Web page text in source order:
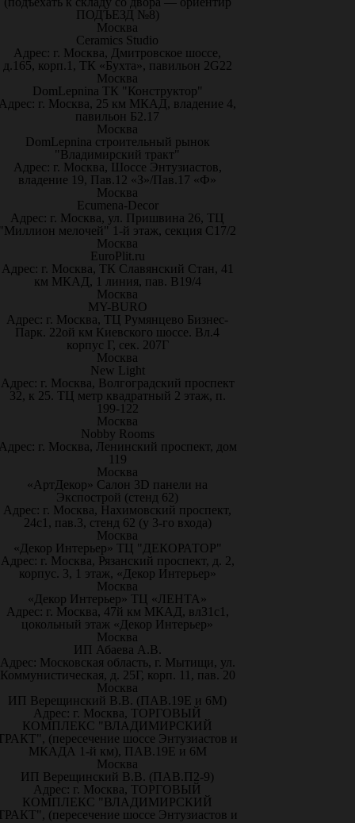
ПОДЪЕЗД №8)
Москва
Ceramics Studio
Адрес: г. Москва, Дмитровское шоссе,
д.165, корп.1, ТК «Бухта», павильон 2G22
Москва
DomLepnina ТК "Конструктор"
г. Москва, 25 км МКАД, владение 4,
павильон Б2.17
Москва
DomLepnina строительный рынок
"Владимирский тракт"
Адрес: г. Москва, Шоссе Энтузиастов,
владение 19, Пав.12 «З»/Пав.17 «Ф»
Москва
Ecumena-Decor
Адрес: г. Москва, ул. Пришвина 26, ТЦ
мелочей" 1-й этаж, секция С17/2
Москва
EuroPlit.ru
Адрес: г. Москва, ТК Славянский Стан, 41
км МКАД, 1 линия, пав. В19/4
Москва
MY-BURO
Адрес: г. Москва, ТЦ Румянцево Бизнес-
Парк. 22ой км Киевского шоссе. Вл.4
корпус Г, сек. 207Г
Москва
New Light
Адрес: г. Москва, Волгоградский проспект
32, к 25. ТЦ метр квадратный 2 этаж, п.
199-122
Москва
Nobby Rooms
г. Москва, Ленинский проспект, дом
119
Москва
«АртДекор» Салон 3D панели на
Экспострой (стенд 62)
Адрес: г. Москва, Нахимовский проспект,
24с1, пав.3, стенд 62 (у 3-го входа)
Москва
«Декор Интерьер» ТЦ "ДЕКОРАТОР"
Адрес: г. Москва, Рязанский проспект, д. 2,
корпус. 3, 1 этаж, «Декор Интерьер»
Москва
«Декор Интерьер» ТЦ «ЛЕНТА»
Адрес: г. Москва, 47й км МКАД, вл31с1,
цокольный этаж «Декор Интерьер»
Москва
ИП Абаева А.В.
Адрес: Московская область, г. Мытищи, ул.
Коммунистическая, д. 25Г, корп. 11, пав. 20
Москва
ИП Верещинский В.В. (ПАВ.19Е и 6М)
Адрес: г. Москва, ТОРГОВЫЙ
КОМПЛЕКС "ВЛАДИМИРСКИЙ
(пересечение шоссе Энтузиастов и
МКАДА 1-й км), ПАВ.19Е и 6М
Москва
ИП Верещинский В.В. (ПАВ.П2-9)
Адрес: г. Москва, ТОРГОВЫЙ
КОМПЛЕКС "ВЛАДИМИРСКИЙ
(пересечение шоссе Энтузиастов и